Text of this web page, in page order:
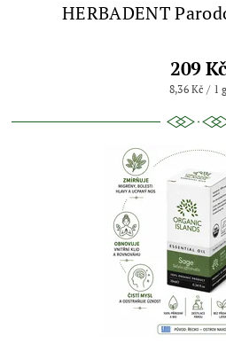
HERBADENT
209 Kč
8,36 Kč / 1